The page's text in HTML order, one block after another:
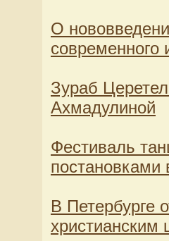
О
современного
Зураб
Ахмадулиной
Фестиваль
постановками
В Петербурге
христианским